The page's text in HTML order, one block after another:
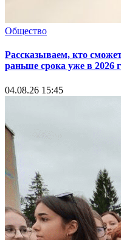
Общество
Рассказываем, кто
раньше срока уже в 2026
04.08.26 15:45